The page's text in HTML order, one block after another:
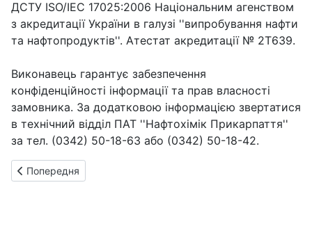
ДСТУ ISO/IEC 17025:2006 Національним агенством
з акредитації України в галузі ''випробування нафти
та нафтопродуктів''. Атестат акредитації № 2T639.
Виконавець гарантує забезпечення
конфіденційності інформації та прав власності
замовника. За додатковою інформацією звертатися
в технічний відділ ПАТ ''Нафтохімік Прикарпаття''
за тел. (0342) 50-18-63 або (0342) 50-18-42.
Попередня стаття: Асортимент продукції
Попередня